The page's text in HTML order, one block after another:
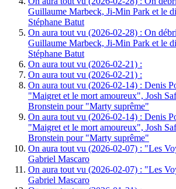
Guillaume Marbeck, Ji-Min Park et le
Stéphane Batut
On aura tout vu (2026-02-28) : On
Guillaume Marbeck, Ji-Min Park et le
Stéphane Batut
On aura tout vu (2026-02-21) :
On aura tout vu (2026-02-21) :
On aura tout vu (2026-02-14) : Denis
"Maigret et le mort amoureux", Josh
Bronstein pour "Marty suprême"
On aura tout vu (2026-02-14) : Denis
"Maigret et le mort amoureux", Josh
Bronstein pour "Marty suprême"
On aura tout vu (2026-02-07) : "Les
Gabriel Mascaro
On aura tout vu (2026-02-07) : "Les
Gabriel Mascaro